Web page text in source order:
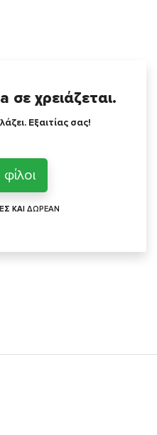
χρειάζεται.
Εξαιτίας σας!
ΚΑΙ ΔΩΡΕΑΝ